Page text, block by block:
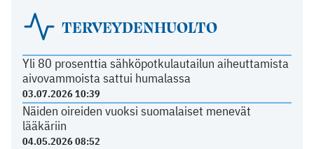
TERVEYDENHUOLTO
Yli 80 prosenttia sähköpotkulautailun aiheuttamista
aivovammoista sattui humalassa
03.07.2026 10:39
Näiden oireiden vuoksi suomalaiset menevät
lääkäriin
04.05.2026 08:52